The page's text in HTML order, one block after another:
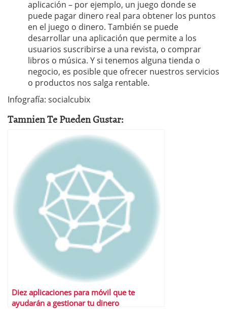
aplicación – por ejemplo, un juego donde se
puede pagar dinero real para obtener los puntos
en el juego o dinero. También se puede
desarrollar una aplicación que permite a los
usuarios suscribirse a una revista, o comprar
libros o música. Y si tenemos alguna tienda o
negocio, es posible que ofrecer nuestros servicios
o productos nos salga rentable.
Infografía: socialcubix
Tamnien Te Pueden Gustar:
Diez aplicaciones para móvil que te
ayudarán a gestionar tu dinero